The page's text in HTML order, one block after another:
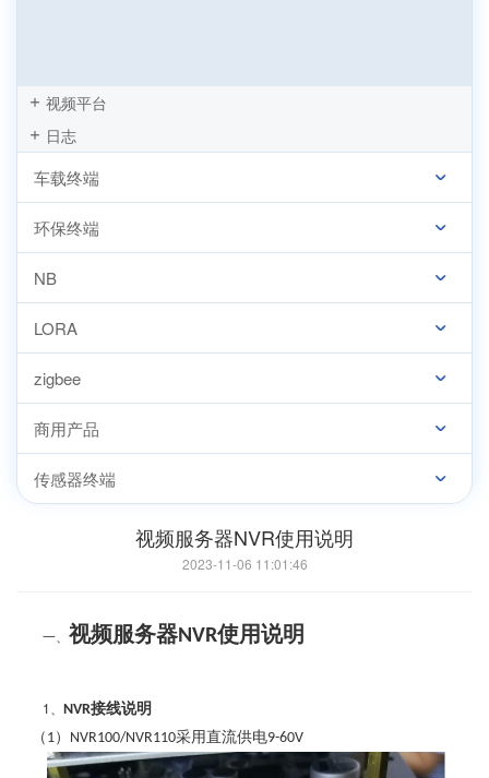
视频平台
日志
车载终端
环保终端
NB
LORA
zigbee
商用产品
传感器终端
视频服务器NVR使用说明
2023-11-06 11:01:46
一、 视频服务器NVR使用说明
1、 NVR接线说明
（ 1） NVR100/NVR110采用直流供电9-60V